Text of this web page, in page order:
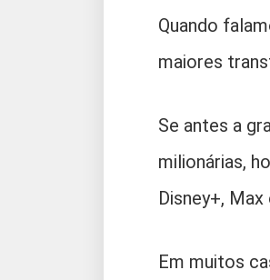
Quando
maiores
Se antes a
milionárias,
Disney+,
Em muitos